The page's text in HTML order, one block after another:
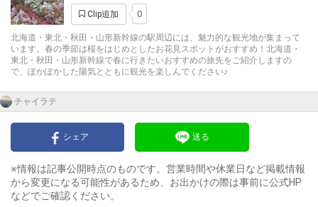
Clip追加 0
北海道・東北・秋田・山形新幹線の駅周辺には、魅力的な観光地が集まって
います。春の季節は桜をはじめとしたお花見スポットがおすすめ！北海道・
東北・秋田・山形新幹線で春に行きたいおすすめの旅先をご紹介しますの
で、ぽかぽかした陽気とともに観光を楽しんでください♪
チャイラテ
シェア 送る
※情報は記事公開時点のものです。営業時間や休業日など掲載情報
から変更になる可能性があるため、お出かけの際は事前に公式HP
などでご確認ください。